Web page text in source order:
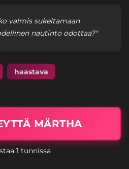
valmis sukeltamaan
nautinto odottaa?"
haastava
MÄRTHA
1 tunnissa